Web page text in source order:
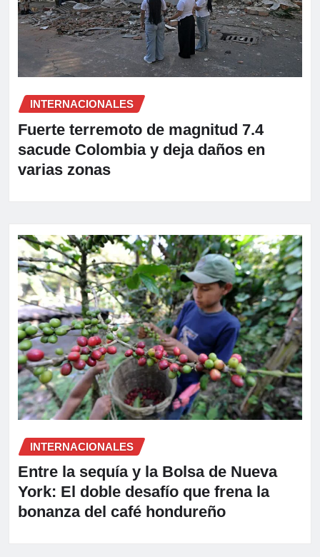
INTERNACIONALES
Fuerte terremoto de magnitud 7.4
sacude Colombia y deja daños en
varias zonas
INTERNACIONALES
Entre la sequía y la Bolsa de Nueva
York: El doble desafío que frena la
bonanza del café hondureño